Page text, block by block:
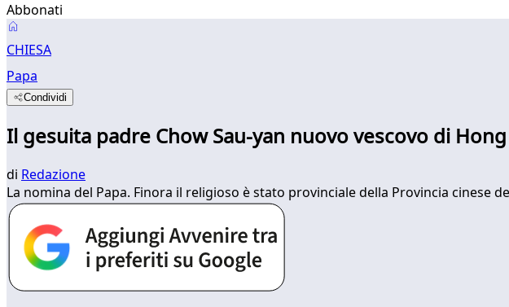
Abbonati
CHIESA
Papa
Condividi
Il gesuita padre Chow Sau-yan nuovo vescovo di
di Redazione
La nomina del Papa. Finora il religioso è stato provinciale della Provincia cinese